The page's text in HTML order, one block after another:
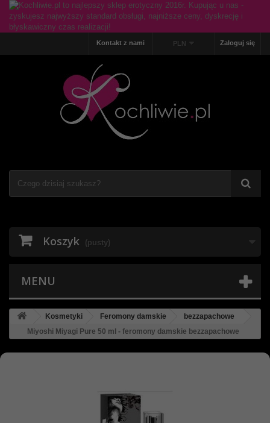
Zaloguj się
PLN
Kontakt z nami
Koszyk (pusty)
MENU
Kosmetyki Feromony damskie
bezzapachowe
Miyoshi Miyagi Pure 50 ml - feromony damskie bezzapachowe